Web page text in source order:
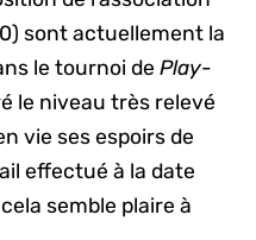
sont actuellement la
le tournoi dePlay-
le niveau très relevé
vie ses espoirs de
effectué à la date
semble plaire à